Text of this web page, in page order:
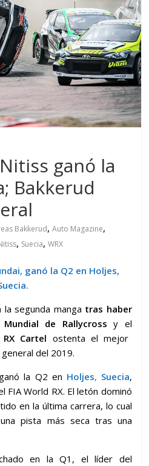
ganó la
Bakkerud
Bakkerud,Auto Magazine,
, Suecia,WRX
ganó la Q2 en Holjes,
la segunda manga tras haber
Mundial de Rallycrossy el
RX Cartel ostenta el mejor
del 2019.
la Q2 en Holjes, Suecia,
FIA World RX. El letón dominó
en la última carrera, lo cual
pista más seca tras una
en la Q1, el líder del